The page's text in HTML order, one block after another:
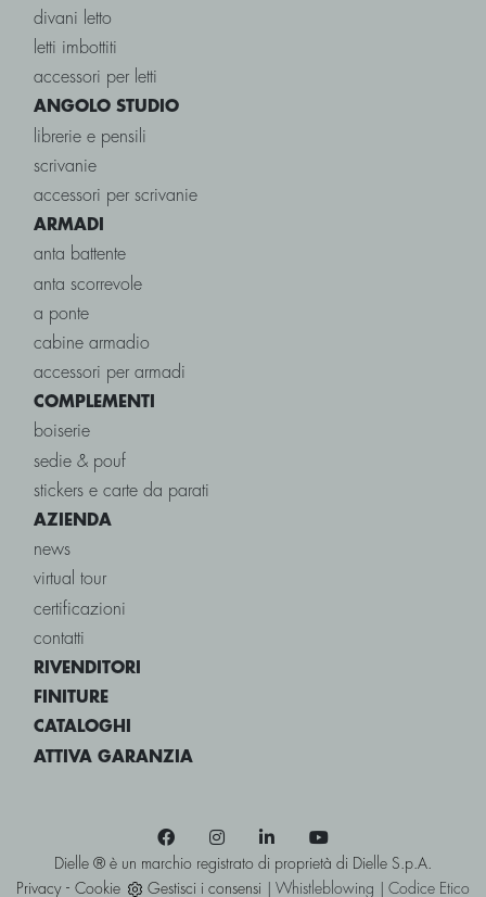
divani letto
letti imbottiti
accessori per letti
ANGOLO STUDIO
librerie e pensili
scrivanie
accessori per scrivanie
ARMADI
anta battente
anta scorrevole
a ponte
cabine armadio
accessori per armadi
COMPLEMENTI
boiserie
sedie & pouf
stickers e carte da parati
AZIENDA
news
virtual tour
certificazioni
contatti
RIVENDITORI
FINITURE
CATALOGHI
ATTIVA GARANZIA
Dielle ® è un marchio registrato di proprietà di Dielle S.p.A.
Privacy- Cookie Gestisci i consensi Whistleblowing Codice Etico